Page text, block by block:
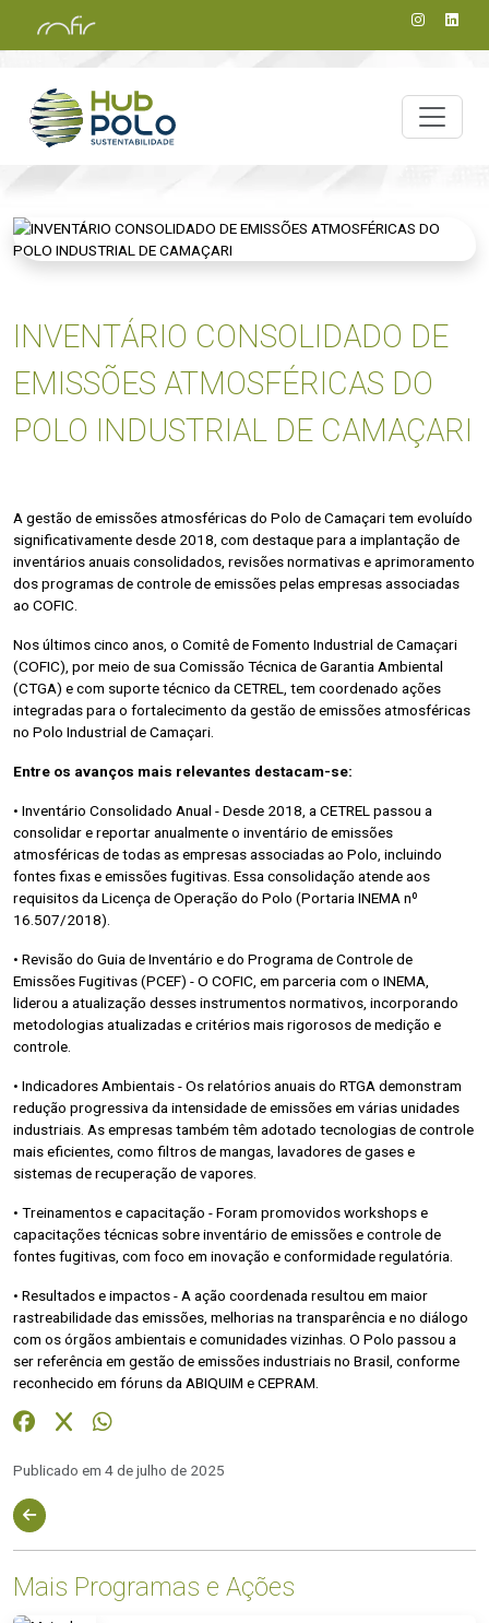
INVENTÁRIO CONSOLIDADO DE
EMISSÕES ATMOSFÉRICAS DO
POLO INDUSTRIAL DE CAMAÇARI
A gestão de emissões atmosféricas do Polo de Camaçari tem evoluído
significativamente desde 2018, com destaque para a implantação de
inventários anuais consolidados, revisões normativas e aprimoramento
dos programas de controle de emissões pelas empresas associadas
ao COFIC.
Nos últimos cinco anos, o Comitê de Fomento Industrial de Camaçari
(COFIC), por meio de sua Comissão Técnica de Garantia Ambiental
(CTGA) e com suporte técnico da CETREL, tem coordenado ações
integradas para o fortalecimento da gestão de emissões atmosféricas
no Polo Industrial de Camaçari.
Entre os avanços mais relevantes destacam-se:
• Inventário Consolidado Anual - Desde 2018, a CETREL passou a
consolidar e reportar anualmente o inventário de emissões
atmosféricas de todas as empresas associadas ao Polo, incluindo
fontes fixas e emissões fugitivas. Essa consolidação atende aos
requisitos da Licença de Operação do Polo (Portaria INEMA nº
16.507/2018).
• Revisão do Guia de Inventário e do Programa de Controle de
Emissões Fugitivas (PCEF) - O COFIC, em parceria com o INEMA,
liderou a atualização desses instrumentos normativos, incorporando
metodologias atualizadas e critérios mais rigorosos de medição e
controle.
• Indicadores Ambientais - Os relatórios anuais do RTGA demonstram
redução progressiva da intensidade de emissões em várias unidades
industriais. As empresas também têm adotado tecnologias de controle
mais eficientes, como filtros de mangas, lavadores de gases e
sistemas de recuperação de vapores.
• Treinamentos e capacitação - Foram promovidos workshops e
capacitações técnicas sobre inventário de emissões e controle de
fontes fugitivas, com foco em inovação e conformidade regulatória.
• Resultados e impactos - A ação coordenada resultou em maior
rastreabilidade das emissões, melhorias na transparência e no diálogo
com os órgãos ambientais e comunidades vizinhas. O Polo passou a
ser referência em gestão de emissões industriais no Brasil, conforme
reconhecido em fóruns da ABIQUIM e CEPRAM.
Publicado em 4 de julho de 2025
Mais Programas e Ações